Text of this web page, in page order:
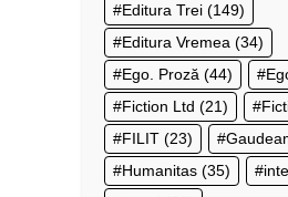
Editura Trei (149)
Editura Vremea (34)
Ego. Proză (44)
Fiction Ltd (21)
FILIT (23)
Humanitas (35)